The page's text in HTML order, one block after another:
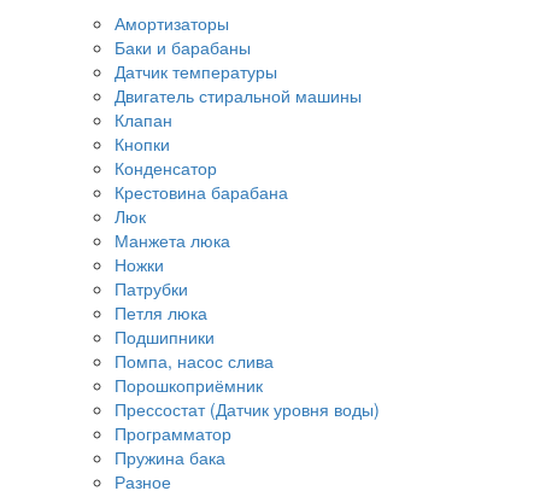
Амортизаторы
Баки и барабаны
Датчик температуры
Двигатель стиральной машины
Клапан
Кнопки
Конденсатор
Крестовина барабана
Люк
Манжета люка
Ножки
Патрубки
Петля люка
Подшипники
Помпа, насос слива
Порошкоприёмник
Прессостат (Датчик уровня воды)
Программатор
Пружина бака
Разное